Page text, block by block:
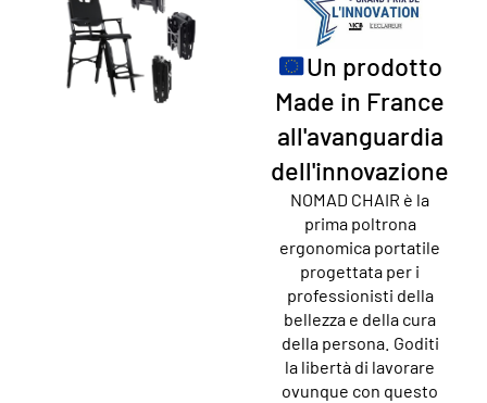
Un prodotto
Made in France
all'avanguardia
dell'innovazione
NOMAD CHAIR è la
prima poltrona
ergonomica portatile
progettata per i
professionisti della
bellezza e della cura
della persona. Goditi
la libertà di lavorare
ovunque con questo